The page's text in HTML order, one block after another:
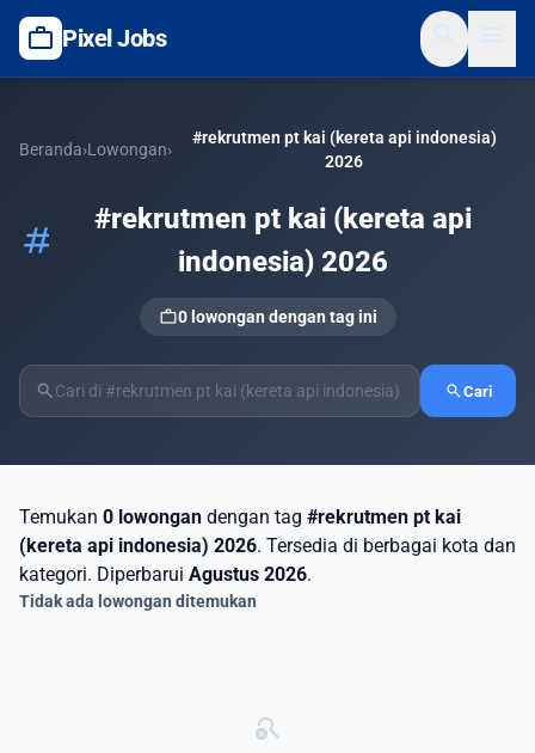
work Pixel Jobs
Beranda›Lowongan›
#rekrutmen pt kai (kereta api indonesia)
2026
tag
#rekrutmen pt kai (kereta api
indonesia) 2026
work0 lowongan dengan tag ini
search searchCari
Temukan 0 lowongan dengan tag #rekrutmen pt kai
(kereta api indonesia) 2026. Tersedia di berbagai kota dan
kategori. Diperbarui Agustus 2026.
Tidak ada lowongan ditemukan
search_off